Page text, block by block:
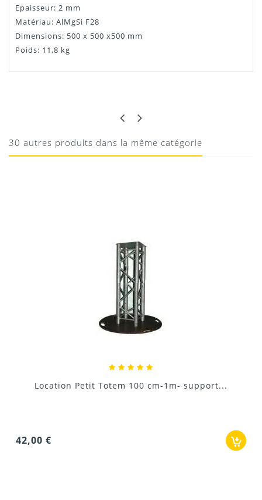
Epaisseur: 2 mm
Matériau: AlMgSi F28
Dimensions: 500 x 500 x500 mm
Poids: 11,8 kg
14/09/2022
30 autres produits dans la même catégorie